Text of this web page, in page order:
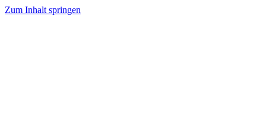
Zum Inhalt springen